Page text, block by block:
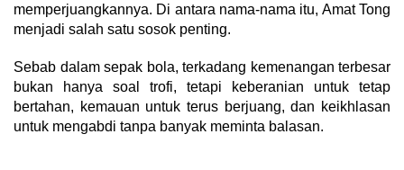
memperjuangkannya. Di antara nama-nama itu, Amat Tong
menjadi salah satu sosok penting.
Sebab dalam sepak bola, terkadang kemenangan terbesar
bukan hanya soal trofi, tetapi keberanian untuk tetap
bertahan, kemauan untuk terus berjuang, dan keikhlasan
untuk mengabdi tanpa banyak meminta balasan.